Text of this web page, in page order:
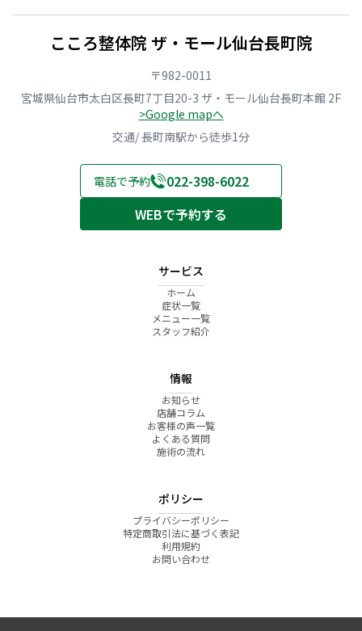
こころ整体院 ザ・モール仙台長町院
〒982-0011
宮城県仙台市太白区長町7丁目20-3 ザ・モール仙台長町本館 2F
>Google mapへ
交通/ 長町南駅から徒歩1分
電話で予約
022-398-6022
WEBで予約する
サービス
ホーム
症状一覧
メニュー一覧
スタッフ紹介
情報
お知らせ
店舗コラム
お客様の声一覧
よくある質問
施術の流れ
ポリシー
プライバシーポリシー
特定商取引法に基づく表記
利用規約
お問い合わせ